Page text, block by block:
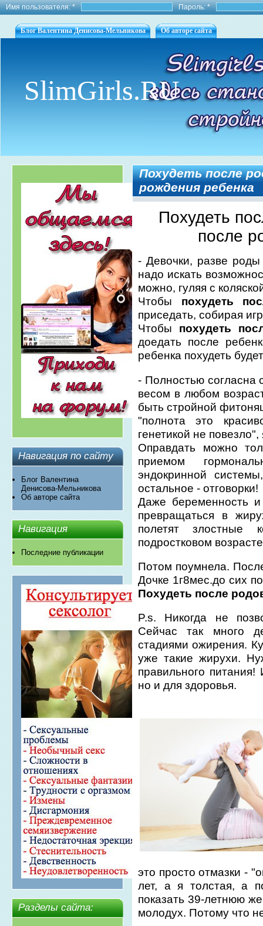
Имя пользователя:* Пароль:*
Блог Валентина Денисова-Мельникова Об авторе сайта
SlimGirls.RU
Навигация по сайту
Блог Валентина
Денисова-Мельникова
Об авторе сайта
Навигация
Последние публикации
Разделы сайта:
Похудеть после
рождения ребенка
Похудеть
после
- Девочки, разве
надо искать
можно, гуляя с
Чтобы похудеть
приседать, собирая
Чтобы похудеть
доедать после
ребенка похудеть
- Полностью согласна
весом в любом
быть стройной
"полнота это
генетикой не
Оправдать можно
приемом
эндокринной
остальное - отговорки!
Даже беременность и
превращаться в
полетят злостные
подростковом
Потом поумнела.
Дочке 1г8мес.до сих
Похудеть после
P.s. Никогда не
Сейчас так много
стадиями ожирения.
уже такие жирухи.
правильного
но и для здоровья.
это просто отмазки -
лет, а я толстая, а
показать 39-летнюю
молодух. Потому что